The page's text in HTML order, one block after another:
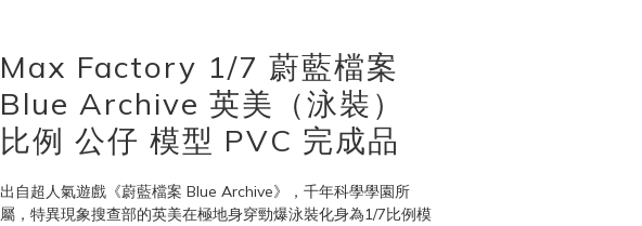
Max Factory 1/7 蔚藍檔案
Blue Archive 英美（泳裝）
比例 公仔 模型 PVC 完成品
出自超人氣遊戲《蔚藍檔案 Blue Archive》，千年科學學園所
屬，特異現象搜查部的英美在極地身穿勁爆泳裝化身為1/7比例模